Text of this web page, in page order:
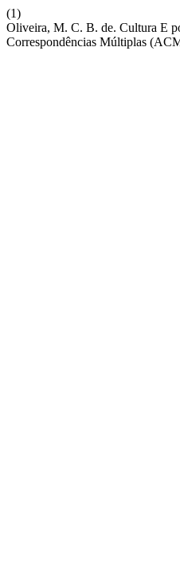
(1)
Oliveira, M. C. B. de. Cultura E
Correspondências Múltiplas